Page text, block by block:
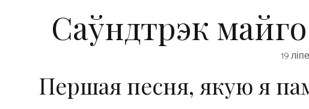
Саўндтрэк
19
Першая песня, якую я